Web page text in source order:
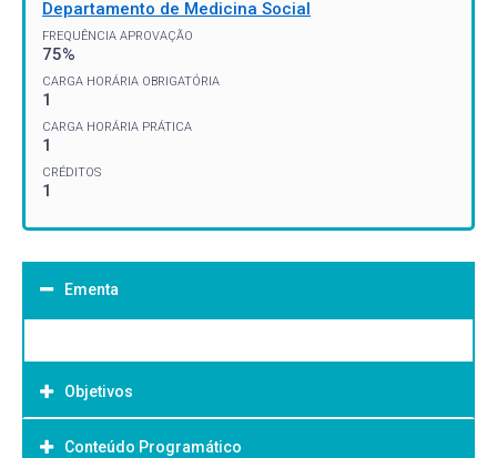
Departamento de Medicina Social
FREQUÊNCIA APROVAÇÃO
75%
CARGA HORÁRIA OBRIGATÓRIA
1
CARGA HORÁRIA PRÁTICA
1
CRÉDITOS
1
Ementa
Objetivos
Objetivo Geral:
Conteúdo Programático